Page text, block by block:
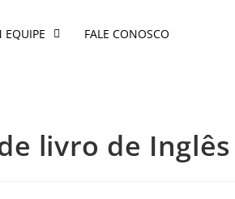
EQUIPE FALE CONOSCO
livro de